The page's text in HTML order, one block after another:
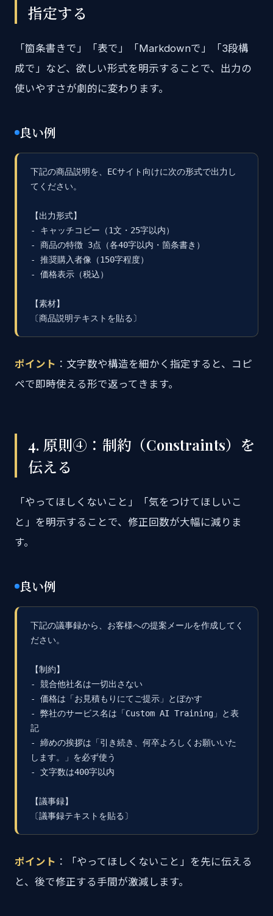
指定する
「箇条書きで」「表で」「Markdownで」「3段構
成で」など、欲しい形式を明示することで、出力の
使いやすさが劇的に変わります。
良い例
下記の商品説明を、ECサイト向けに次の形式で出力し
てください。
【出力形式】
- キャッチコピー（1文・25字以内）
- 商品の特徴 3点（各40字以内・箇条書き）
- 推奨購入者像（150字程度）
- 価格表示（税込）
【素材】
〔商品説明テキストを貼る〕
ポイント ：文字数や構造を細かく指定すると、コピ
ペで即時使える形で返ってきます。
4. 原則④：制約（Constraints）を
伝える
「やってほしくないこと」「気をつけてほしいこ
と」を明示することで、修正回数が大幅に減りま
す。
良い例
下記の議事録から、お客様への提案メールを作成してく
ださい。
【制約】
- 競合他社名は一切出さない
- 価格は「お見積もりにてご提示」とぼかす
- 弊社のサービス名は「Custom AI Training」と表
記
- 締めの挨拶は「引き続き、何卒よろしくお願いいた
します。」を必ず使う
- 文字数は400字以内
【議事録】
〔議事録テキストを貼る〕
ポイント ：「やってほしくないこと」を先に伝える
と、後で修正する手間が激減します。